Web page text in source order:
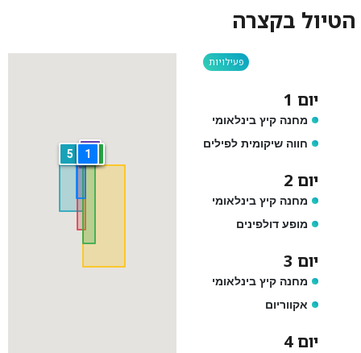
הטיול בקצרה
פעילויות
יום 1
מחנה קיץ בינלאומי
חווה שיקומית לפילים
יום 2
מחנה קיץ בינלאומי
מופע דולפינים
יום 3
מחנה קיץ בינלאומי
אקווריום
יום 4
1
4
5 6